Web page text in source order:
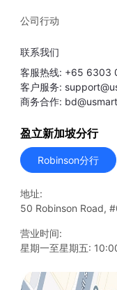
公司行动
联系我们
客服热线: +65
客户服务:
商务合作:
盈立新加坡分行
Robinson分行
地址:
50 Robinson Road,
营业时间:
星期一至星期五: